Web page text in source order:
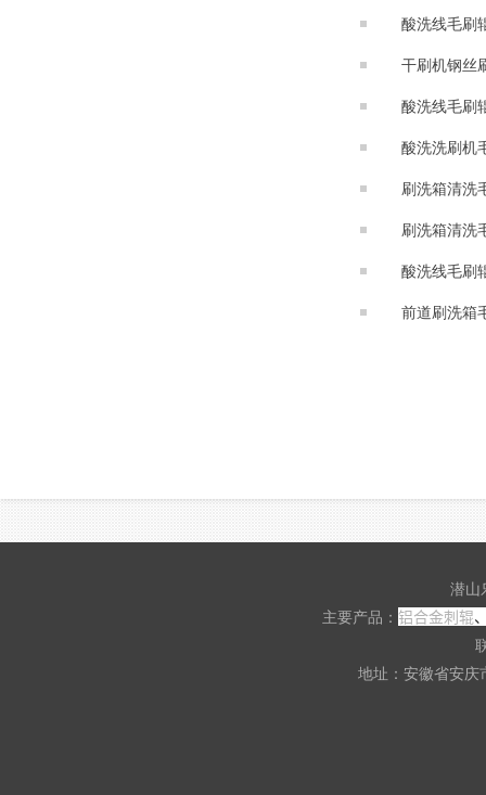
酸洗线毛刷
干刷机钢丝
酸洗线毛刷
酸洗洗刷机
刷洗箱清洗
刷洗箱清洗
酸洗线毛刷
前道刷洗箱
潜
主要产品： 铝合金刺辊
地址：安徽省安